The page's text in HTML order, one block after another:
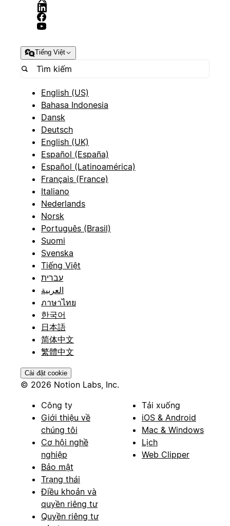
Tiếng Việt
English (US)
Bahasa Indonesia
Dansk
Deutsch
English (UK)
Español (España)
Español (Latinoamérica)
Français (France)
Italiano
Nederlands
Norsk
Português (Brasil)
Suomi
Svenska
Tiếng Việt
עברית
العربية
ภาษาไทย
한국어
日本語
简体中文
繁體中文
Cài đặt cookie
© 2026 Notion Labs, Inc.
Công ty
Giới thiệu về
chúng tôi
Cơ hội nghề
nghiệp
Bảo mật
Trạng thái
Điều khoản và
quyền riêng tư
Quyền riêng tư
Tải xuống
iOS & Android
Mac & Windows
Lịch
Web Clipper